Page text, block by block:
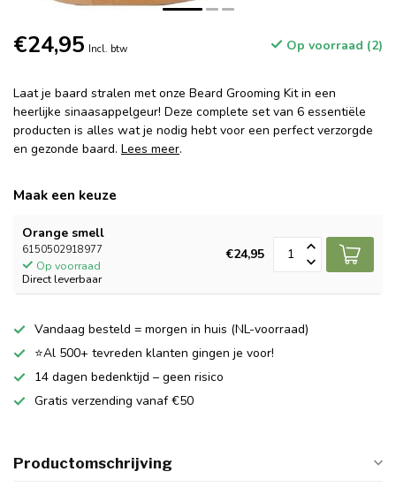
€24,95 Incl. btw Op voorraad (2)
Laat je baard stralen met onze Beard Grooming Kit in een
heerlijke sinaasappelgeur! Deze complete set van 6 essentiële
producten is alles wat je nodig hebt voor een perfect verzorgde
en gezonde baard. Lees meer.
Maak een keuze
Orange smell
6150502918977
Op voorraad
Direct leverbaar
€24,95
Vandaag besteld = morgen in huis (NL-voorraad)
⭐Al 500+ tevreden klanten gingen je voor!
14 dagen bedenktijd – geen risico
Gratis verzending vanaf €50
Productomschrijving